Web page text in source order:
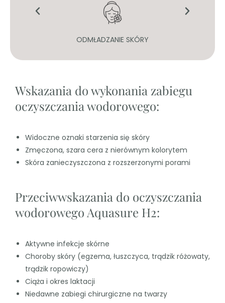
ODMŁADZANIE SKÓRY
Wskazania do wykonania zabiegu
oczyszczania wodorowego:
Widoczne oznaki starzenia się skóry
Zmęczona, szara cera z nierównym kolorytem
Skóra zanieczyszczona z rozszerzonymi porami
Przeciwwskazania do oczyszczania
wodorowego Aquasure H2:
Aktywne infekcje skórne
Choroby skóry (egzema, łuszczyca, trądzik różowaty,
trądzik ropowiczy)
Ciąża i okres laktacji
Niedawne zabiegi chirurgiczne na twarzy